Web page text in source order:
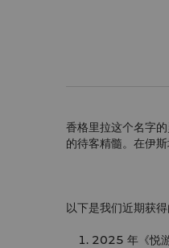
香格里拉这个名字
的待客精髓。在伊
以下是我们近期获得
2025 年《悦